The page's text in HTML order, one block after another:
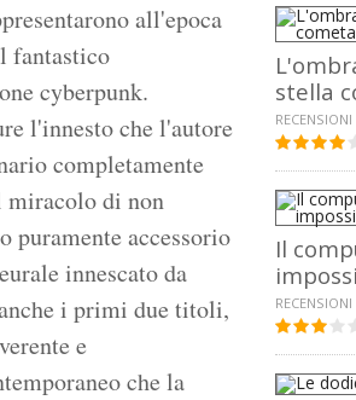
all'epoca
fantastico
cyberpunk.
l'innesto che l'autore
completamente
miracolo di non
puramente accessorio
innescato da
i primi due titoli,
e
che la
stella
Il